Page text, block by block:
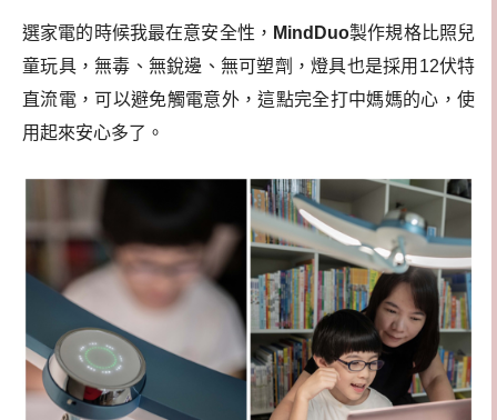
選家電的時候我最在意安全性， MindDuo製作規格比照兒
童玩具，無毒、無銳邊、無可塑劑，燈具也是採用12伏特
直流電，可以避免觸電意外，這點完全打中媽媽的心，使
用起來安心多了。